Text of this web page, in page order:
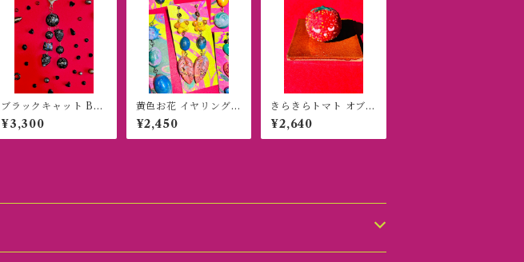
ブラックキャット BIG
キーホルダー
¥3,300
黄色お花 イヤリング
(ピアス)
¥2,450
きらきらトマト オブジ
ェ 置き物
¥2,640